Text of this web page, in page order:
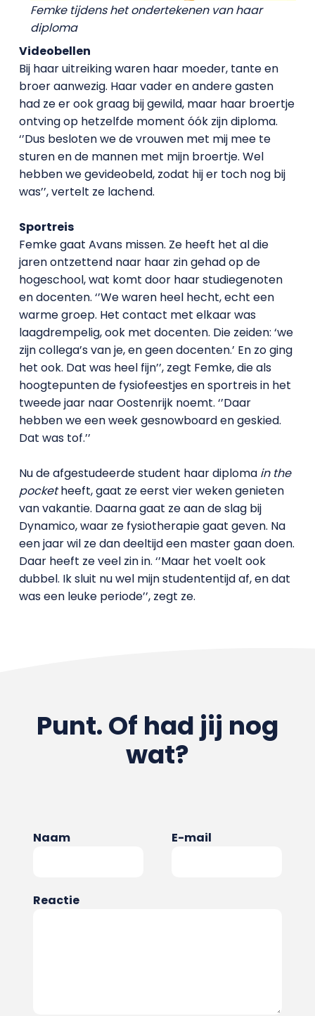
Femke tijdens het ondertekenen van haar
diploma
Videobellen
Bij haar uitreiking waren haar moeder, tante en
broer aanwezig. Haar vader en andere gasten
had ze er ook graag bij gewild, maar haar broertje
ontving op hetzelfde moment óók zijn diploma.
‘’Dus besloten we de vrouwen met mij mee te
sturen en de mannen met mijn broertje. Wel
hebben we gevideobeld, zodat hij er toch nog bij
was’’, vertelt ze lachend.
Sportreis
Femke gaat Avans missen. Ze heeft het al die
jaren ontzettend naar haar zin gehad op de
hogeschool, wat komt door haar studiegenoten
en docenten. ‘’We waren heel hecht, echt een
warme groep. Het contact met elkaar was
laagdrempelig, ook met docenten. Die zeiden: ‘we
zijn collega’s van je, en geen docenten.’ En zo ging
het ook. Dat was heel fijn’’, zegt Femke, die als
hoogtepunten de fysiofeestjes en sportreis in het
tweede jaar naar Oostenrijk noemt. ‘’Daar
hebben we een week gesnowboard en geskied.
Dat was tof.’’
Nu de afgestudeerde student haar diploma in the
pocketheeft, gaat ze eerst vier weken genieten
van vakantie. Daarna gaat ze aan de slag bij
Dynamico, waar ze fysiotherapie gaat geven. Na
een jaar wil ze dan deeltijd een master gaan doen.
Daar heeft ze veel zin in. ‘’Maar het voelt ook
dubbel. Ik sluit nu wel mijn studententijd af, en dat
was een leuke periode’’, zegt ze.
Punt. Of had jij nog
wat?
Naam E-mail
Reactie